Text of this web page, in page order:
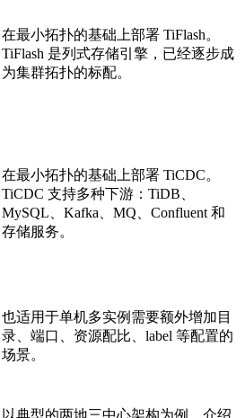
在最小拓扑的基础上部署 TiFlash。
TiFlash 是列式存储引擎，已经逐步成
为集群拓扑的标配。
在最小拓扑的基础上部署 TiCDC。
TiCDC 支持多种下游：TiDB、
MySQL、Kafka、MQ、Confluent 和
存储服务。
也适用于单机多实例需要额外增加目
录、端口、资源配比、label 等配置的
场景。